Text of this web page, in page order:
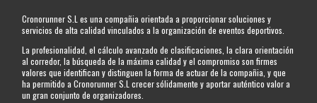
Cronorunner S.L es una compañia orientada a proporcionar soluciones y
servicios de alta calidad vinculados a la organización de eventos deportivos.
La profesionalidad, el cálculo avanzado de clasificaciones, la clara orientación
al corredor, la búsqueda de la máxima calidad y el compromiso son firmes
valores que identifican y distinguen la forma de actuar de la compañia, y que
ha permitido a Cronorunner S.L crecer sólidamente y aportar auténtico valor a
un gran conjunto de organizadores.